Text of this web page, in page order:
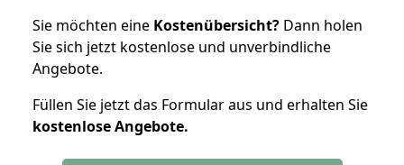
Sie möchten eine Kostenübersicht? Dann holen
Sie sich jetzt kostenlose und unverbindliche
Angebote.
Füllen Sie jetzt das Formular aus und erhalten Sie
kostenloseAngebote.